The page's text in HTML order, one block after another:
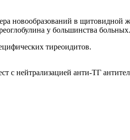
новообразований в щитовидной
у большинства больных.
тиреоидитов.
с нейтрализацией анти-ТГ